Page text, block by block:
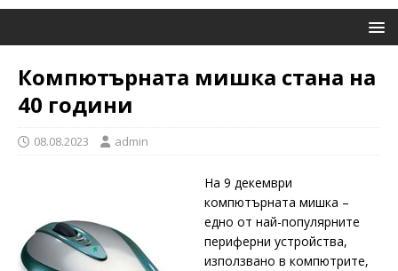
Компютърната мишка стана на
40 години
08.08.2023 admin
На 9 декември
компютърната мишка –
едно от най-популярните
периферни устройства,
използвано в компютрите,